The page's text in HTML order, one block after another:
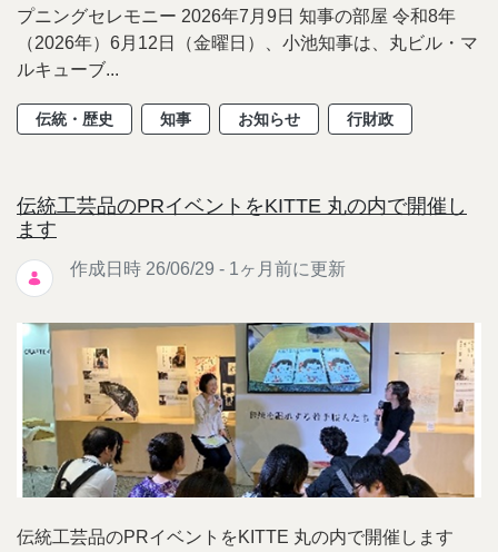
プニングセレモニー 2026年7月9日 知事の部屋 令和8年
（2026年）6月12日（金曜日）、小池知事は、丸ビル・マ
ルキューブ...
伝統・歴史 知事 お知らせ 行財政
伝統工芸品のPRイベントをKITTE 丸の内で開催し
ます
作成日時 26/06/29 - 1ヶ月前に更新
伝統工芸品のPRイベントをKITTE 丸の内で開催します